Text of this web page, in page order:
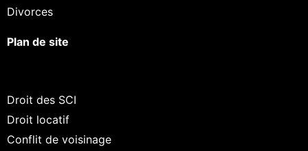
Divorces
Plan de site
Droit des SCI
Droit locatif
Conflit de voisinage